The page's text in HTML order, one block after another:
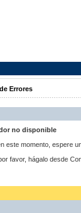
Errores
no disponible
este momento, espere
favor, hágalo desde